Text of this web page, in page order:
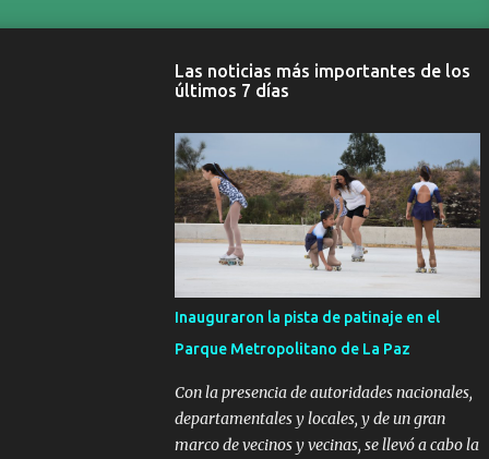
Las noticias más importantes de los
últimos 7 días
Inauguraron la pista de patinaje en el
Parque Metropolitano de La Paz
Con la presencia de autoridades nacionales,
departamentales y locales, y de un gran
marco de vecinos y vecinas, se llevó a cabo la